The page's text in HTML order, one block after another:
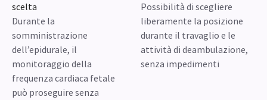
scelta
Durante la
somministrazione
dell’epidurale, il
monitoraggio della
frequenza cardiaca fetale
può proseguire senza
Possibilità di scegliere
liberamente la posizione
durante il travaglio e le
attività di deambulazione,
senza impedimenti